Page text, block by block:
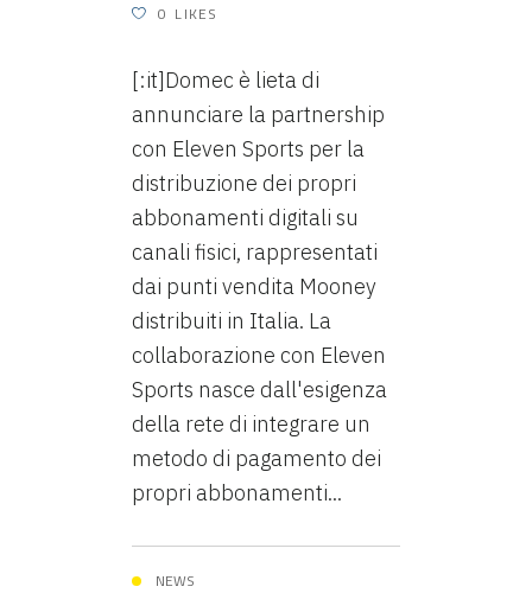
0 LIKES
[:it]Domec è lieta di
annunciare la partnership
con Eleven Sports per la
distribuzione dei propri
abbonamenti digitali su
canali fisici, rappresentati
dai punti vendita Mooney
distribuiti in Italia. La
collaborazione con Eleven
Sports nasce dall'esigenza
della rete di integrare un
metodo di pagamento dei
propri abbonamenti...
NEWS